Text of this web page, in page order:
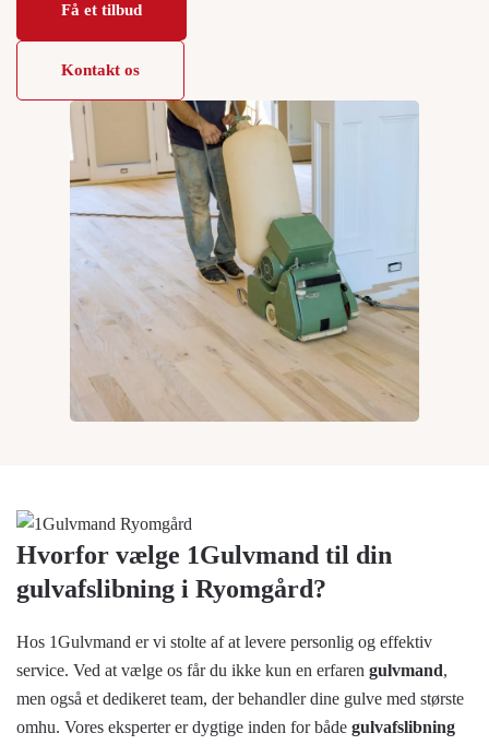
Få et tilbud
Kontakt os
Hvorfor vælge 1Gulvmand til din
gulvafslibning i Ryomgård?
Hos 1Gulvmand er vi stolte af at levere personlig og effektiv
service. Ved at vælge os får du ikke kun en erfaren gulvmand,
men også et dedikeret team, der behandler dine gulve med største
omhu. Vores eksperter er dygtige inden for både gulvafslibning